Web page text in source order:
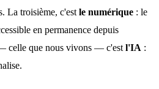
La troisième, c'est le numérique : le
en permanence depuis
celle que nous vivons — c'est l'IA :